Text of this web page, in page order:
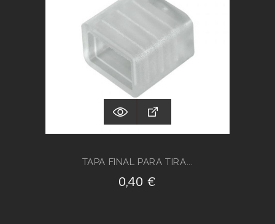
TAPA FINAL PARA TIRA...
0,40 €